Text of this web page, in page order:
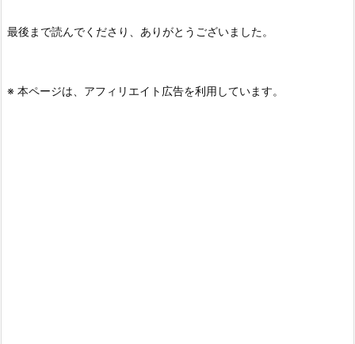
最後まで読んでくださり、ありがとうございました。
※ 本ページは、アフィリエイト広告を利用しています。